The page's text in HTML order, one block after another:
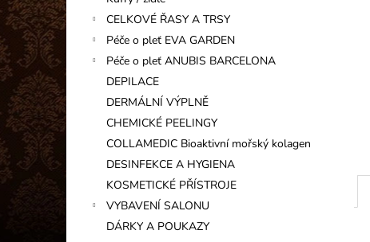
l
CELKOVÉ ŘASY A TRSY
Péče o pleť EVA GARDEN
Péče o pleť ANUBIS BARCELONA
DEPILACE
DERMÁLNÍ VÝPLNĚ
CHEMICKÉ PEELINGY
COLLAMEDIC Bioaktivní mořský kolagen
DESINFEKCE A HYGIENA
KOSMETICKÉ PŘÍSTROJE
VYBAVENÍ SALONU
DÁRKY A POUKAZY
1 Kč